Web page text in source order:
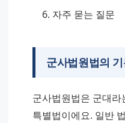
자주 묻는 질문
군사법원법의
군사법원법은 군대
특별법이에요. 일반